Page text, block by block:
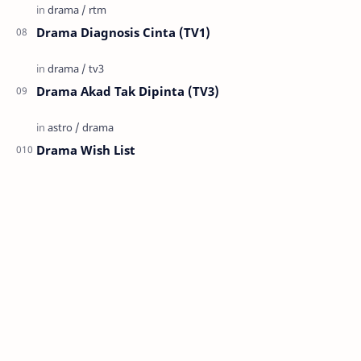
Drama Diagnosis Cinta (TV1)
Drama Akad Tak Dipinta (TV3)
Drama Wish List